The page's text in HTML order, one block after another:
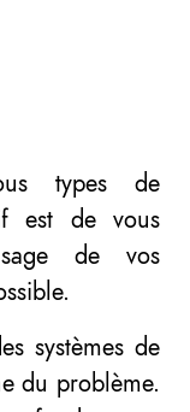
types de
est de vous
de vos
systèmes de
du problème.